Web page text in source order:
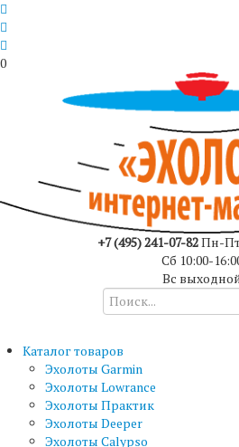
0
+7 (495) 241-07-82Пн-Пт
Сб 10:00-
Вс
Каталог товаров
Эхолоты Garmin
Эхолоты Lowrance
Эхолоты Практик
Эхолоты Deeper
Эхолоты Calypso